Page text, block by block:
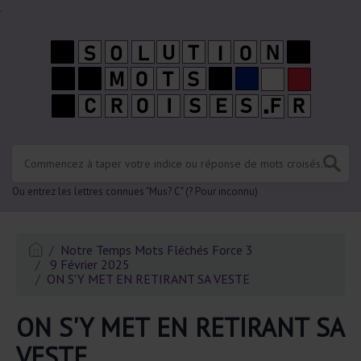
.
Ou entrez les lettres connues "Mus? C" (? Pour inconnu)
Notre Temps Mots Fléchés Force 3
9 Février 2025
ON S'Y MET EN RETIRANT SA VESTE
ON S'Y MET EN RETIRANT SA